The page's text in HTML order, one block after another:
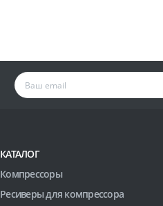
КАТАЛОГ
Компрессоры
Ресиверы для компрессора